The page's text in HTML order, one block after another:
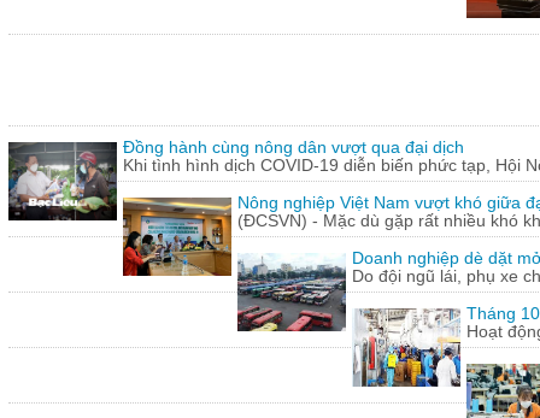
Đồng hành cùng nông dân vượt qua đại dịch
Khi tình hình dịch COVID-19 diễn biến phức tạp, Hội
Nông nghiệp Việt Nam vượt khó giữa
(ĐCSVN) - Mặc dù gặp rất nhiều khó
Doanh nghiệp dè dặt
Do đội ngũ lái, phụ xe
Tháng
Hoạt